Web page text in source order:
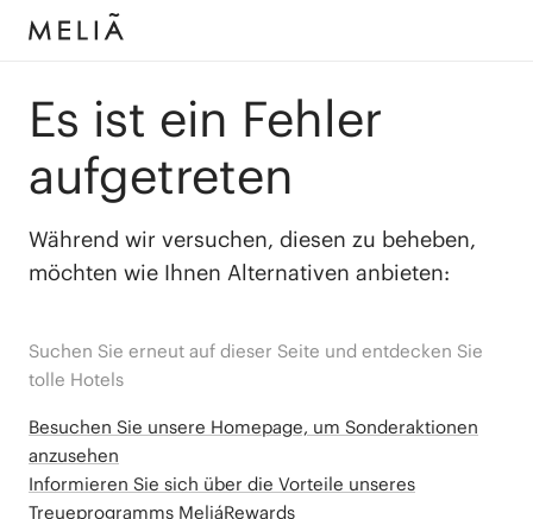
Es ist ein Fehler
aufgetreten
Während wir versuchen, diesen zu beheben,
möchten wie Ihnen Alternativen anbieten:
Suchen Sie erneut auf dieser Seite und entdecken Sie
tolle Hotels
Besuchen Sie unsere Homepage, um Sonderaktionen
anzusehen
Informieren Sie sich über die Vorteile unseres
Treueprogramms MeliáRewards